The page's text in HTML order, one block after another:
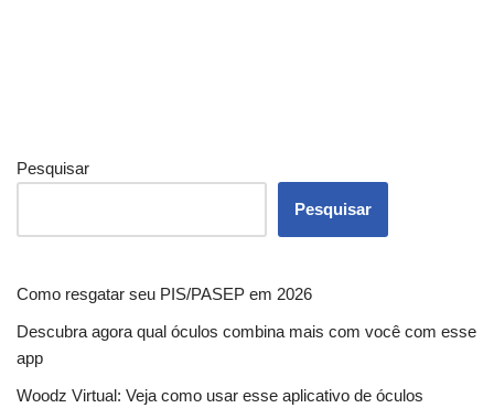
Pesquisar
Pesquisar
Como resgatar seu PIS/PASEP em 2026
Descubra agora qual óculos combina mais com você com esse
app
Woodz Virtual: Veja como usar esse aplicativo de óculos